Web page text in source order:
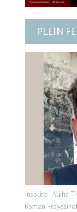
PLEIN
Insolite : Alijha
Roman